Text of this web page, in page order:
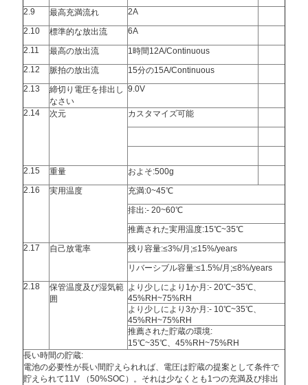
PRIVACY
POLICY
2.9
最高充満流れ
2A
2.10
標準的な放出流
6A
2.11
最高の放出流
1時間12A/Continuous
2.12
脈拍の放出流
15分の15A/Continuous
2.13
締切り電圧を排出し
なさい
9.0V
2.14 次元 カスタマイズ可能
2.15 重量
およそ:500g
2.16
実用温度
充満:0~45℃
排出:- 20~60℃
推薦された実用温度:15℃~35℃
2.17
自己放電率
残り容量:≤3%/月;≤15%/years
リバーシブル容量:≤1.5%/月;≤8%/years
2.18
保管温度及び湿気範
囲
より少しにより1か月:- 20℃~35℃、
45%RH~75%RH
より少しにより3か月:- 10℃~35℃、
45%RH~75%RH
推薦された貯蔵の環境:
15℃~35℃、45%RH~75%RH
長い時間の貯蔵:
電池の必要性が長い間貯えられれば、電圧は貯蔵の提案として条件で
貯えられて11V （50%SOC）。それは少なくとも1つの充満及び排出